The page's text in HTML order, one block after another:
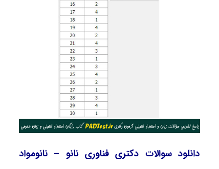
دانلود سوالات دکتری فناوری نانو – نانومواد